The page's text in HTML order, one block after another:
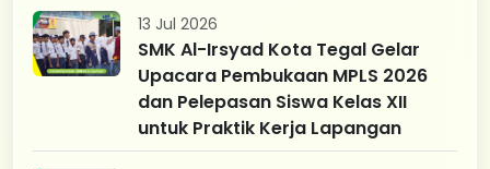
13 Jul 2026
SMK Al-Irsyad Kota Tegal Gelar
Upacara Pembukaan MPLS 2026
dan Pelepasan Siswa Kelas XII
untuk Praktik Kerja Lapangan